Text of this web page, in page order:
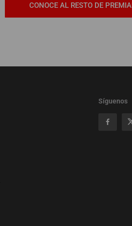
CONOCE AL RESTO DE
Síguenos